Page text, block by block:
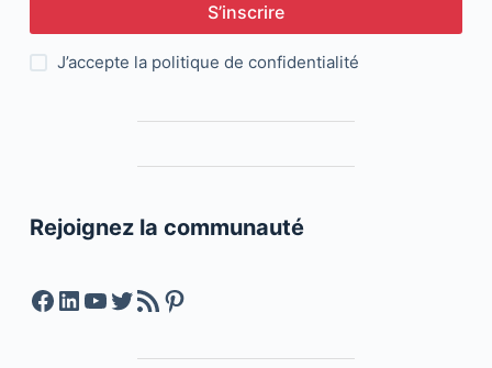
S’inscrire
J’accepte la politique de confidentialité
Rejoignez la communauté
Facebook
LinkedIn
YouTube
Twitter
Feed RSSPinterest